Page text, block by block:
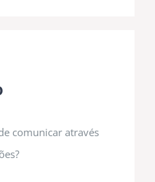
comunicar através